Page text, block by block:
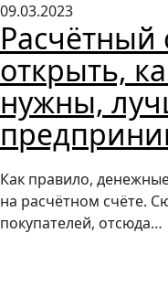
09.03.2023
Расчётный
открыть,
нужны,
Как правило,
на расчётном счёте.
покупателей, отсюда…